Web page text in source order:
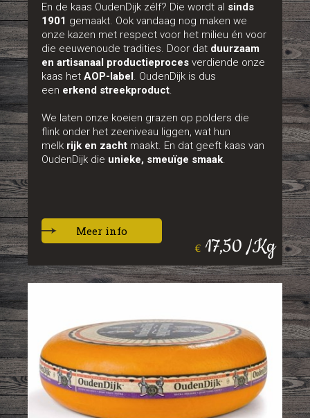
€ 17,50 /Kg
En de kaas OudenDijk zélf? Die wordt al sinds
1901 gemaakt. Ook vandaag nog maken we
onze kazen met respect voor het milieu én voor
die eeuwenoude tradities. Door dat duurzaam
en artisanaal productieproces verdiende onze
kaas het AOP-label. OudenDijk is dus
een erkend streekproduct.
We laten onze koeien grazen op polders die
flink onder het zeeniveau liggen, wat hun
melk rijk en zacht maakt. En dat geeft kaas van
OudenDijk die unieke, smeuïge smaak.
Meer info